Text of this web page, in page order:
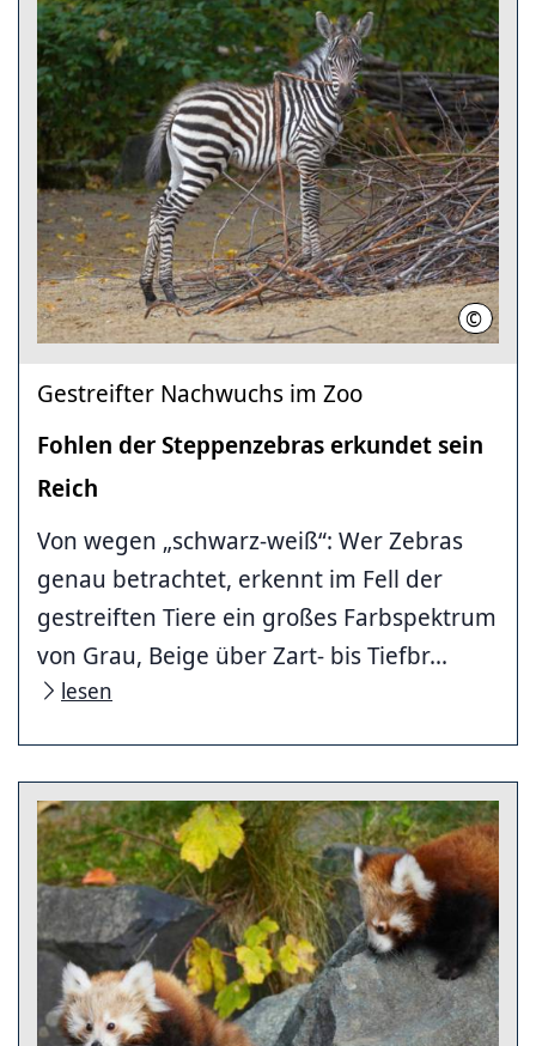
©
Gestreifter Nachwuchs im Zoo
Fohlen der Steppenzebras erkundet sein
Reich
Von wegen „schwarz-weiß“: Wer Zebras
genau betrachtet, erkennt im Fell der
gestreiften Tiere ein großes Farbspektrum
von Grau, Beige über Zart- bis Tiefbr...
lesen